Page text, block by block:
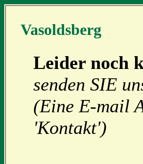
Vasoldsberg
Leider noch
senden SIE
(Eine E-mail
'Kontakt')